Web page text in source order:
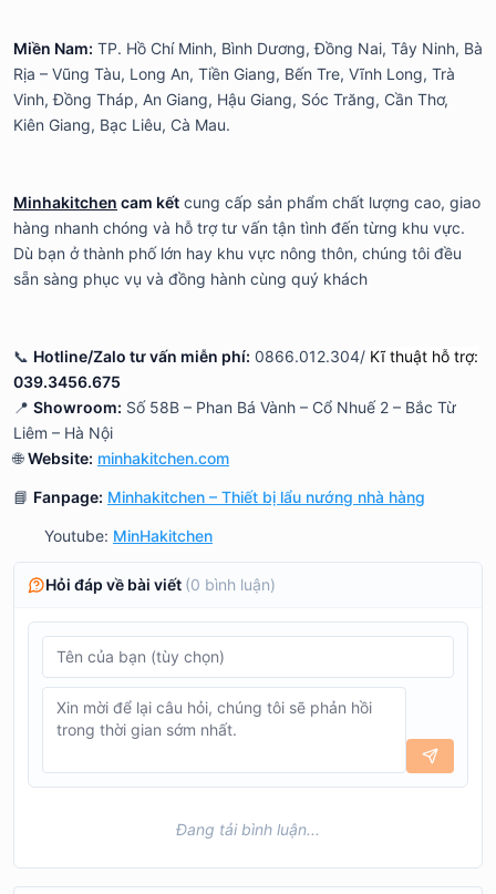
Miền Nam: TP. Hồ Chí Minh, Bình Dương, Đồng Nai, Tây Ninh, Bà
Rịa – Vũng Tàu, Long An, Tiền Giang, Bến Tre, Vĩnh Long, Trà
Vinh, Đồng Tháp, An Giang, Hậu Giang, Sóc Trăng, Cần Thơ,
Kiên Giang, Bạc Liêu, Cà Mau.
Minhakitchen cam kết cung cấp sản phẩm chất lượng cao, giao
hàng nhanh chóng và hỗ trợ tư vấn tận tình đến từng khu vực.
Dù bạn ở thành phố lớn hay khu vực nông thôn, chúng tôi đều
sẵn sàng phục vụ và đồng hành cùng quý khách
📞 Hotline/Zalo tư vấn miễn phí: 0866.012.304/ Kĩ thuật hỗ trợ:
039.3456.675
📍 Showroom: Số 58B – Phan Bá Vành – Cổ Nhuế 2 – Bắc Từ
Liêm – Hà Nội
🌐Website: minhakitchen.com
📘 Fanpage: Minhakitchen – Thiết bị lẩu nướng nhà hàng
Youtube: MinHakitchen
Hỏi đáp về bài viết (0 bình luận)
Đang tải bình luận...